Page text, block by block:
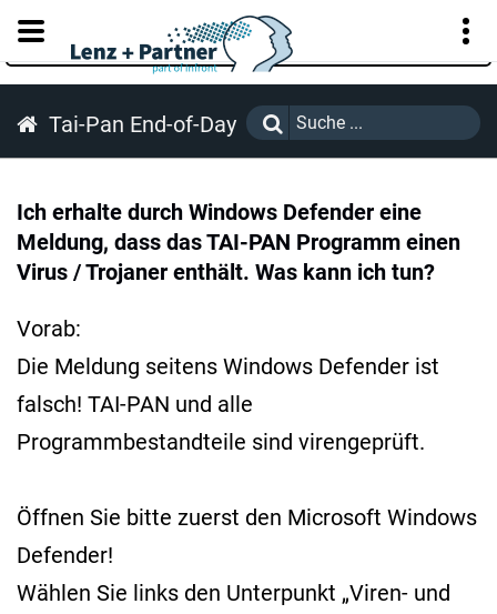
KUNDENPORTAL
Tai-Pan End-of-Day
Ich erhalte durch Windows Defender eine
Meldung, dass das TAI-PAN Programm einen
Virus / Trojaner enthält. Was kann ich tun?
Vorab:
Die Meldung seitens Windows Defender ist
falsch! TAI-PAN und alle
Programmbestandteile sind virengeprüft.
Öffnen Sie bitte zuerst den Microsoft Windows
Defender!
Wählen Sie links den Unterpunkt „Viren- und